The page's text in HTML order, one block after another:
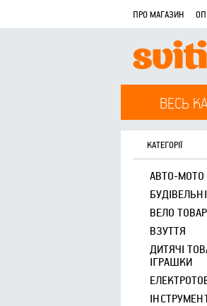
ПРО МАГАЗИН
ВЕСЬ
КАТЕГОРІЇ
АВТО-МОТО
ВЕЛО
ВЗУТТЯ
ДИТЯЧІ
ІГРАШКИ